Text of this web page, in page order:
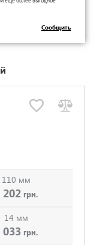
Сообщить
110 мм
202 грн.
14 мм
033 грн.